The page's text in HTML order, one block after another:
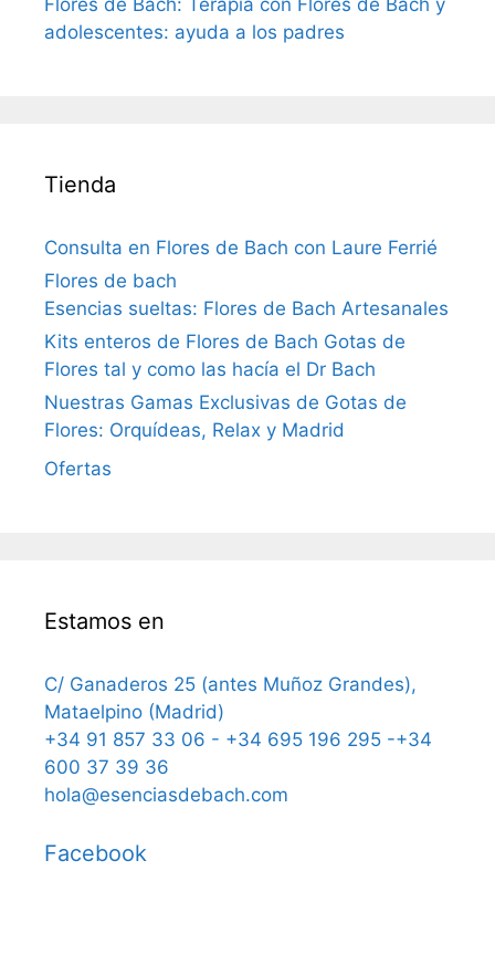
adolescentes: ayuda a los padres
Tienda
Consulta en Flores de Bach con Laure Ferrié
Flores de bach
Esencias sueltas: Flores de Bach Artesanales
Kits enteros de Flores de Bach Gotas de
Flores tal y como las hacía el Dr Bach
Nuestras Gamas Exclusivas de Gotas de
Flores: Orquídeas, Relax y Madrid
Ofertas
Estamos en
C/ Ganaderos 25 (antes Muñoz Grandes),
Mataelpino (Madrid)
+34 91 857 33 06 - +34 695 196 295 -+34
600 37 39 36
hola@esenciasdebach.com
Facebook